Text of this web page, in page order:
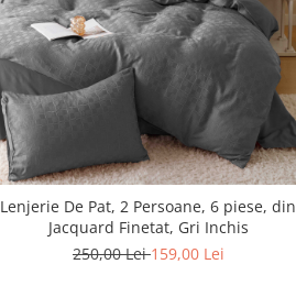
Lenjerie De Pat, 2 Persoane, 6 piese, din
Jacquard Finetat, Gri Inchis
250,00 Lei159,00 Lei